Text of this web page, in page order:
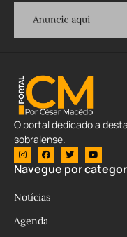
O portal dedicado a
sobralense.
Navegue por
Notícias
Agenda